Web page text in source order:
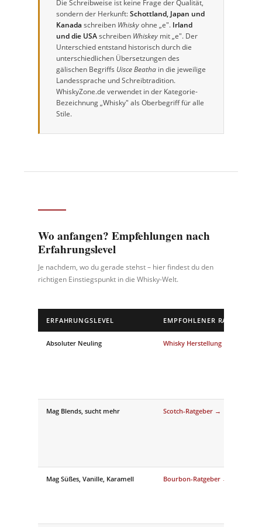
Die Schreibweise ist keine Frage der Qualität,
sondern der Herkunft: Schottland, Japan und
Kanada schreiben Whisky ohne „e". Irland
und die USA schreiben Whiskey mit „e". Der
Unterschied entstand historisch durch die
unterschiedlichen Übersetzungen des
gälischen Begriffs Uisce Beatha in die jeweilige
Landessprache und Schreibtradition.
WhiskyZone.de verwendet in der Kategorie-
Bezeichnung „Whisky" als Oberbegriff für alle
Stile.
Wo anfangen? Empfehlungen nach
Erfahrungslevel
Je nachdem, wo du gerade stehst – hier findest du den
richtigen Einstiegspunkt in die Whisky-Welt.
ERFAHRUNGSLEVEL EMPFOHLENER RATGEBER
Absoluter Neuling Whisky Herstellung →
Mag Blends, sucht mehr Scotch-Ratgeber →
Mag Süßes, Vanille, Karamell Bourbon-Ratgeber →